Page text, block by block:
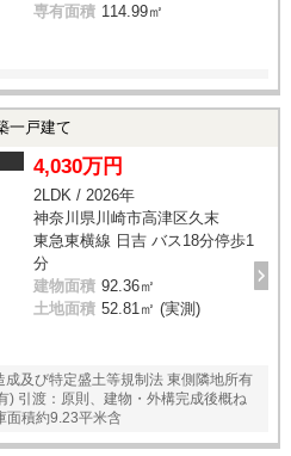
専有面積 114.99㎡
一戸建て
4,030万円
2LDK / 2026年
神奈川県川崎市高津区久末
東急東横線 日吉 バス18分停歩1
分
建物面積 92.36㎡
土地面積 52.81㎡ (実測)
及び特定盛土等規制法 東側隣地所有
) 引渡：原則、建物・外構完成後概ね
面積約9.23平米含